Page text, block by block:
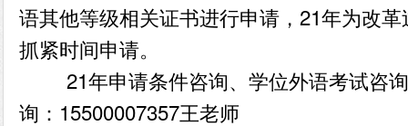
语其他等级相关证书进行申请，21年为改
抓紧时间申请。
21年申请条件咨询、学位外语考试咨
询：15500007357王老师